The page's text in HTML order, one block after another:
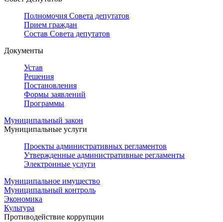
Полномочия Совета депутатов
Прием граждан
Состав Совета депутатов
Документы
Устав
Решения
Постановления
Формы заявлений
Программы
Муниципальный закон
Муниципальные услуги
Проекты административных регламентов
Утвержденные административные регламенты
Электронные услуги
Муниципальное имущество
Муниципальный контроль
Экономика
Культура
Противодействие коррупции